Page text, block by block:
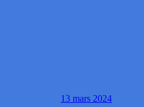
13 mars 2024